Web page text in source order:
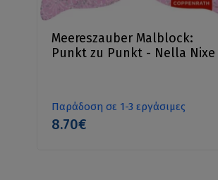
Meereszauber Malblock:
Punkt zu Punkt - Nella Nixe
Παράδοση σε 1-3 εργάσιμες
8.70€